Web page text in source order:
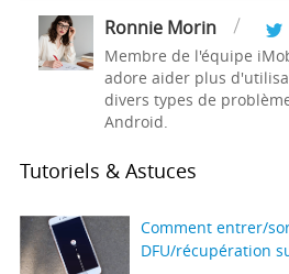
Ronnie Morin
Membre de l'équipe
adore aider plus
divers types de
Android.
Tutoriels & Astuces
Comment entrer/
DFU/récupération